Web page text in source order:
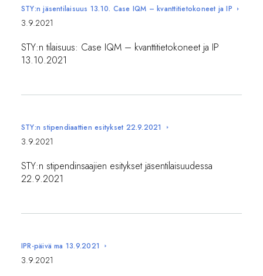
STY:n jäsentilaisuus 13.10. Case IQM – kvanttitietokoneet ja IP
3.9.2021
STY:n tilaisuus: Case IQM – kvanttitietokoneet ja IP
13.10.2021
STY:n stipendiaattien esitykset 22.9.2021
3.9.2021
STY:n stipendinsaajien esitykset jäsentilaisuudessa
22.9.2021
IPR-päivä ma 13.9.2021
3.9.2021